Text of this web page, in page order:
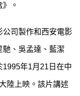
。
公司製作和西安電影
、吳孟達、藍潔
年1月21日在中
陸上映。該片講述